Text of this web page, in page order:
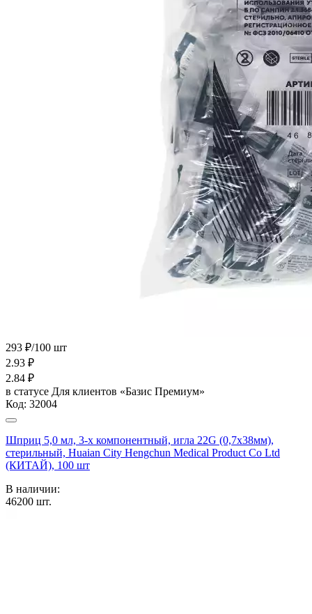
293 ₽/100 шт
2.93 ₽
2.84 ₽
в статусе Для клиентов «Базис Премиум»
Код: 32004
Шприц 5,0 мл, 3-х компонентный, игла 22G (0,7х38мм),
стерильный, Huaian City Hengchun Medical Product Co Ltd
(КИТАЙ), 100 шт
В наличии:
46200 шт.